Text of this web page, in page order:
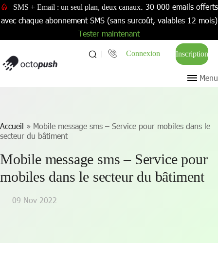
SMS + Email : un seul plan, deux canaux. 30 000 emails offerts
avec chaque abonnement SMS (sans surcoût, valables 12 mois)
Tester maintenant
Connexion Inscription
Menu
Accueil » Mobile message sms – Service pour mobiles dans le
secteur du bâtiment
Mobile message sms – Service pour
mobiles dans le secteur du bâtiment
09 Nov 2022